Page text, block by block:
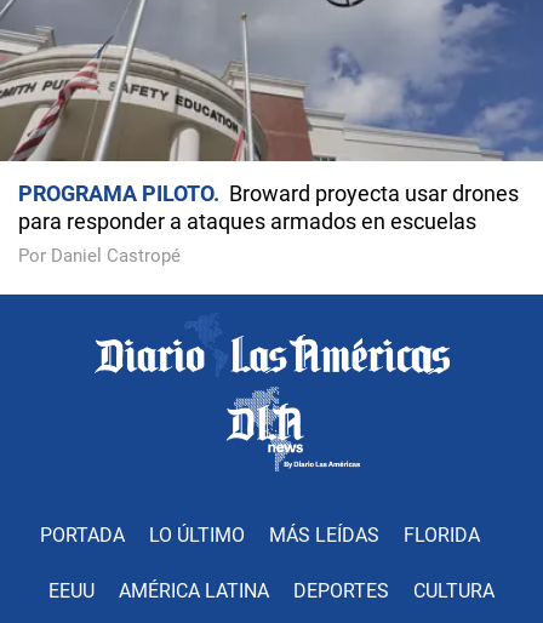
PROGRAMA PILOTO
Broward proyecta usar drones
para responder a ataques armados en escuelas
Por Daniel Castropé
PORTADA LO ÚLTIMO MÁS LEÍDAS FLORIDA
EEUU AMÉRICA LATINA DEPORTES CULTURA